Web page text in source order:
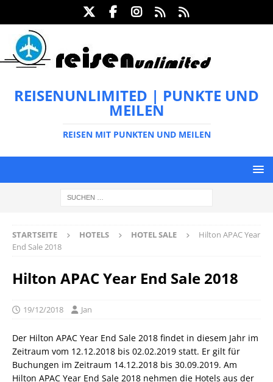
REISENUNLIMITED | PUNKTE UND
MEILEN
REISEN MIT PUNKTEN UND MEILEN
STARTSEITE HOTELS HOTEL SALE
Hilton APAC Year
End Sale 2018
Hilton APAC Year End Sale 2018
19/12/2018 Jan
Der Hilton APAC Year End Sale 2018 findet in diesem Jahr im
Zeitraum vom 12.12.2018 bis 02.02.2019 statt. Er gilt für
Buchungen im Zeitraum 14.12.2018 bis 30.09.2019. Am
Hilton APAC Year End Sale 2018 nehmen die Hotels aus der